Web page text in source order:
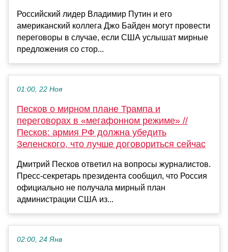
Российский лидер Владимир Путин и его
американский коллега Джо Байден могут провести
переговоры в случае, если США услышат мирные
предложения со стор...
01:00, 22 Ноя
Песков о мирном плане Трампа и
переговорах в «мегафонном режиме» //
Песков: армия РФ должна убедить
Зеленского, что лучше договориться сейчас
Дмитрий Песков ответил на вопросы журналистов.
Пресс-секретарь президента сообщил, что Россия
официально не получала мирный план
администрации США из...
02:00, 24 Янв